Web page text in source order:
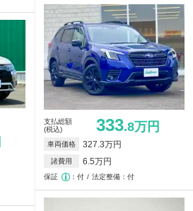
支払総額
(税込)
333.8万円
車両価格 327.3万円
諸費用 6.5万円
保証 付 法定整備：付